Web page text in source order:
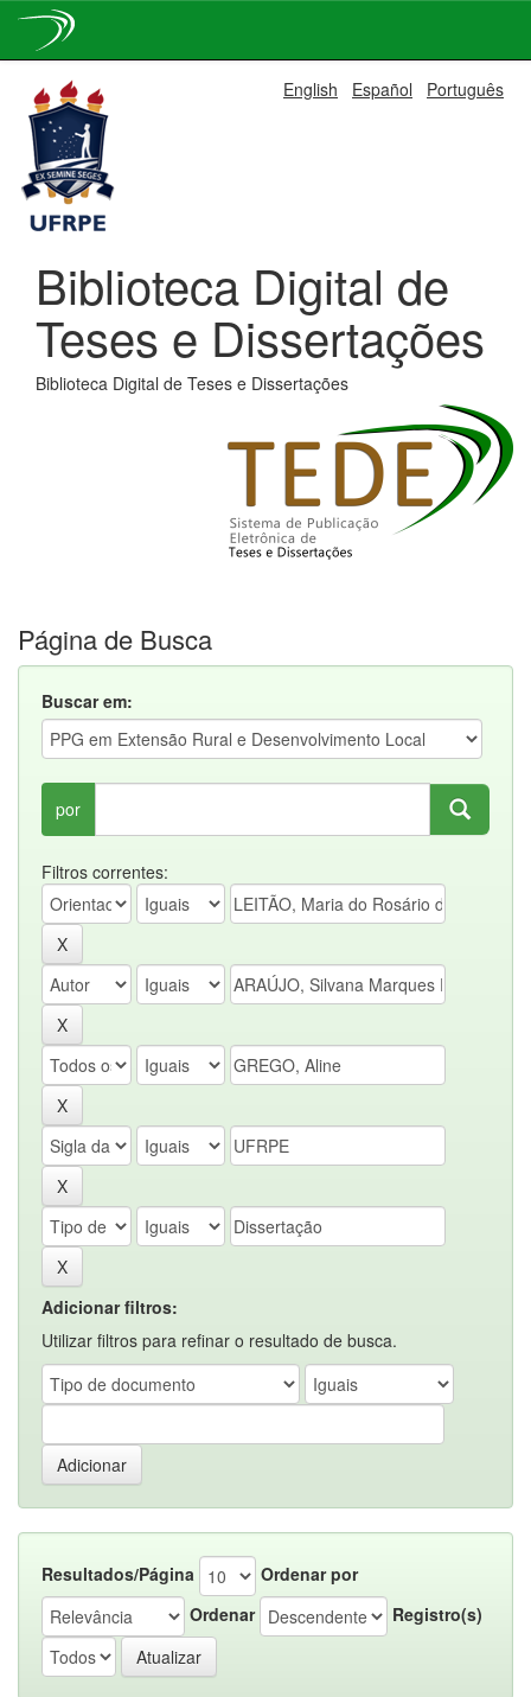
navigation
English Español Português
Biblioteca Digital de
Teses e Dissertações
Biblioteca Digital de Teses e Dissertações
Página de Busca
Buscar em:
por
Filtros correntes:
Adicionar filtros:
Utilizar filtros para refinar o resultado de busca.
Resultados/Página
Ordenar por
Ordenar
Registro(s)